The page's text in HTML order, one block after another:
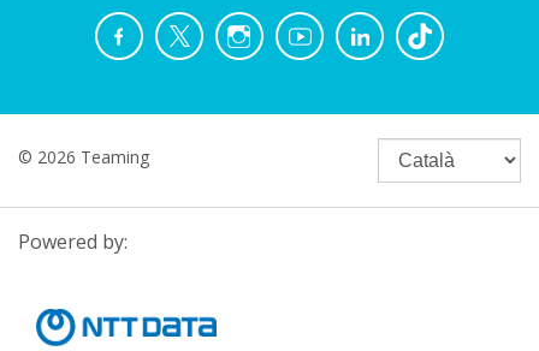
© 2026 Teaming
Powered by: